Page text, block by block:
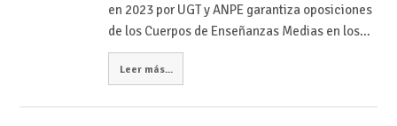
en 2023 por UGT y ANPE garantiza oposiciones
de los Cuerpos de Enseñanzas Medias en los…
Leer más...